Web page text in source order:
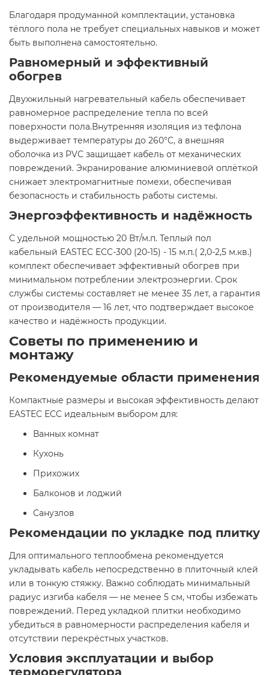
Благодаря продуманной комплектации, установка
тёплого пола не требует специальных навыков и может
быть выполнена самостоятельно.​
Равномерный и эффективный
обогрев
Двухжильный нагревательный кабель обеспечивает
равномерное распределение тепла по всей
поверхности пола.Внутренняя изоляция из тефлона
выдерживает температуры до 260°C, а внешняя
оболочка из PVC защищает кабель от механических
повреждений. Экранирование алюминиевой оплёткой
снижает электромагнитные помехи, обеспечивая
безопасность и стабильность работы системы.​
Энергоэффективность и надёжность
С удельной мощностью 20 Вт/м.п. Теплый пол
кабельный EASTEC ECC-300 (20-15) - 15 м.п.( 2,0-2,5 м.кв.)
комплект обеспечивает эффективный обогрев при
минимальном потреблении электроэнергии. Срок
службы системы составляет не менее 35 лет, а гарантия
от производителя — 16 лет, что подтверждает высокое
качество и надёжность продукции.​
Советы по применению и
монтажу
Рекомендуемые области применения
Компактные размеры и высокая эффективность делают
EASTEC ECC идеальным выбором для:​
Ванных комнат​
Кухонь​
Прихожих​
Балконов и лоджий​
Санузлов​
Рекомендации по укладке под плитку
Для оптимального теплообмена рекомендуется
укладывать кабель непосредственно в плиточный клей
или в тонкую стяжку. Важно соблюдать минимальный
радиус изгиба кабеля — не менее 5 см, чтобы избежать
повреждений. Перед укладкой плитки необходимо
убедиться в равномерности распределения кабеля и
отсутствии перекрёстных участков.​
Условия эксплуатации и выбор